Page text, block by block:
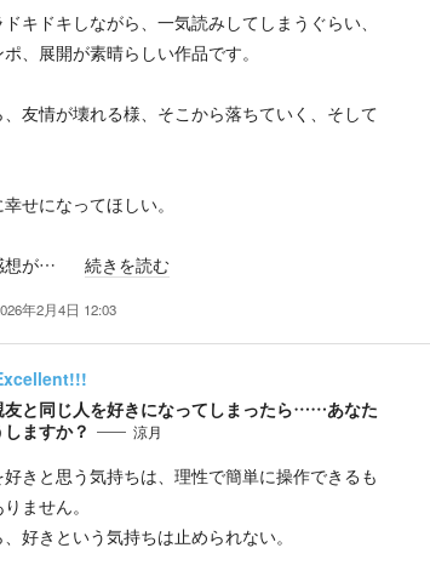
キドキしながら、一気読みしてしまうぐらい、
、展開が素晴らしい作品です。
友情が壊れる様、そこから落ちていく、そして
せになってほしい。
想が… 続きを読む
年2月4日 12:03
友と同じ人を好きになってしまったら……あなた
ますか？
涼月
きと思う気持ちは、理性で簡単に操作できるも
ません。
好きという気持ちは止められない。